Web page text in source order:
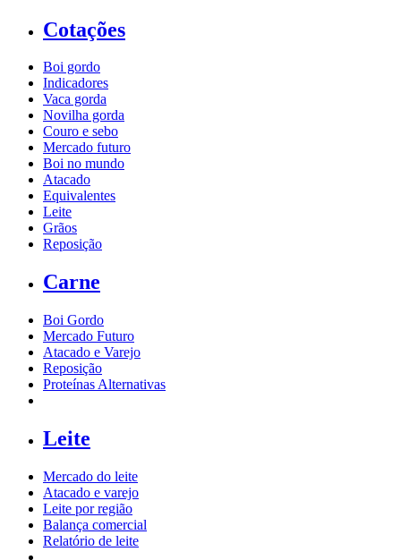
Cotações
Boi gordo
Indicadores
Vaca gorda
Novilha gorda
Couro e sebo
Mercado futuro
Boi no mundo
Atacado
Equivalentes
Leite
Grãos
Reposição
Carne
Boi Gordo
Mercado Futuro
Atacado e Varejo
Reposição
Proteínas Alternativas
Leite
Mercado do leite
Atacado e varejo
Leite por região
Balança comercial
Relatório de leite